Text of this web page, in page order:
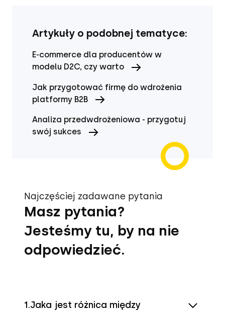
Artykuły o podobnej tematyce:
E-commerce dla producentów w
modelu D2C, czy warto
Jak przygotować firmę do wdrożenia
platformy B2B
Analiza przedwdrożeniowa - przygotuj
swój sukces
Najczęściej zadawane pytania
Masz pytania?
Jesteśmy tu, by na nie
odpowiedzieć.
1.Jaka jest różnica między